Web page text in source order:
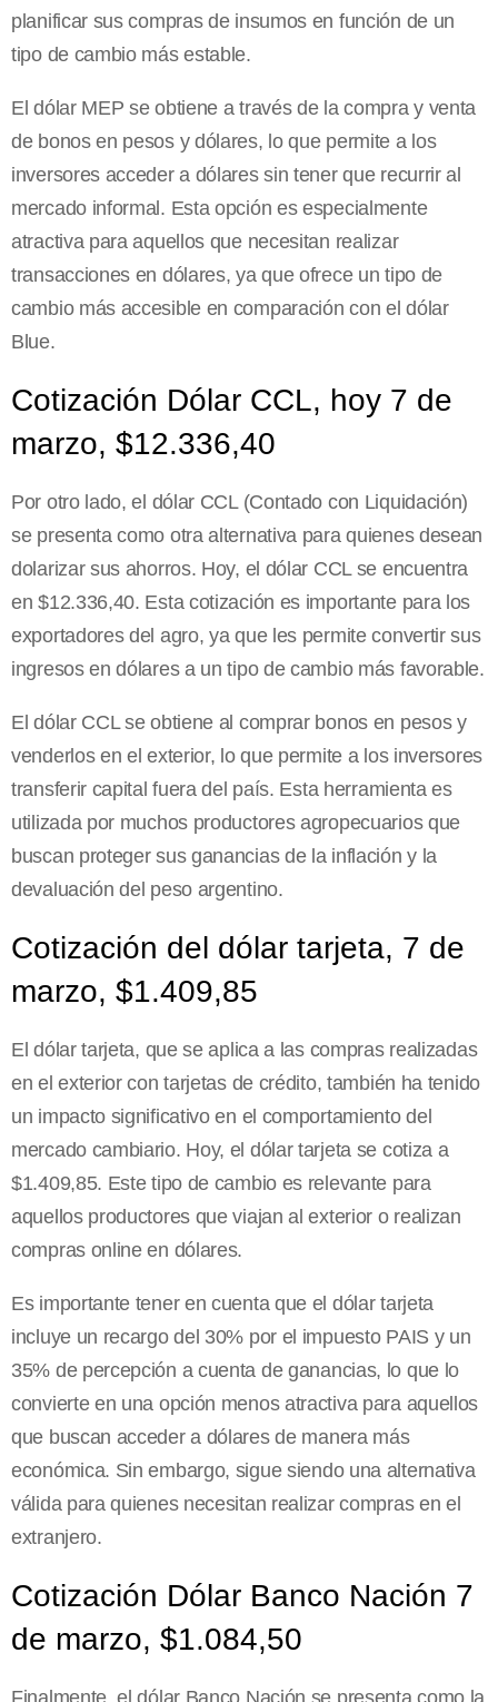
planificar sus compras de insumos en función de un
tipo de cambio más estable.
El dólar MEP se obtiene a través de la compra y venta
de bonos en pesos y dólares, lo que permite a los
inversores acceder a dólares sin tener que recurrir al
mercado informal. Esta opción es especialmente
atractiva para aquellos que necesitan realizar
transacciones en dólares, ya que ofrece un tipo de
cambio más accesible en comparación con el dólar
Blue.
Cotización Dólar CCL, hoy 7 de
marzo, $12.336,40
Por otro lado, el dólar CCL (Contado con Liquidación)
se presenta como otra alternativa para quienes desean
dolarizar sus ahorros. Hoy, el dólar CCL se encuentra
en $12.336,40. Esta cotización es importante para los
exportadores del agro, ya que les permite convertir sus
ingresos en dólares a un tipo de cambio más favorable.
El dólar CCL se obtiene al comprar bonos en pesos y
venderlos en el exterior, lo que permite a los inversores
transferir capital fuera del país. Esta herramienta es
utilizada por muchos productores agropecuarios que
buscan proteger sus ganancias de la inflación y la
devaluación del peso argentino.
Cotización del dólar tarjeta, 7 de
marzo, $1.409,85
El dólar tarjeta, que se aplica a las compras realizadas
en el exterior con tarjetas de crédito, también ha tenido
un impacto significativo en el comportamiento del
mercado cambiario. Hoy, el dólar tarjeta se cotiza a
$1.409,85. Este tipo de cambio es relevante para
aquellos productores que viajan al exterior o realizan
compras online en dólares.
Es importante tener en cuenta que el dólar tarjeta
incluye un recargo del 30% por el impuesto PAIS y un
35% de percepción a cuenta de ganancias, lo que lo
convierte en una opción menos atractiva para aquellos
que buscan acceder a dólares de manera más
económica. Sin embargo, sigue siendo una alternativa
válida para quienes necesitan realizar compras en el
extranjero.
Cotización Dólar Banco Nación 7
de marzo, $1.084,50
Finalmente, el dólar Banco Nación se presenta como la